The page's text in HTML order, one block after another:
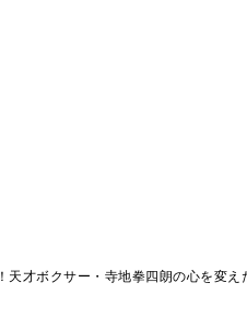
天才ボクサー・寺地拳四朗の心を変え